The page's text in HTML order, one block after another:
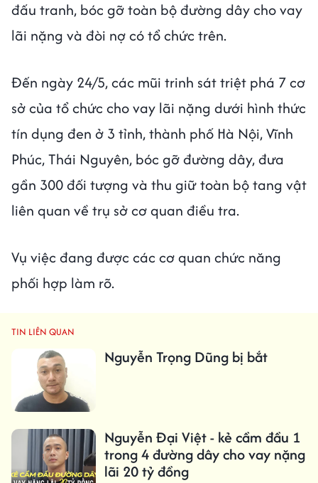
đấu tranh, bóc gỡ toàn bộ đường dây cho vay
lãi nặng và đòi nợ có tổ chức trên.
Đến ngày 24/5, các mũi trinh sát triệt phá 7 cơ
sở của tổ chức cho vay lãi nặng dưới hình thức
tín dụng đen ở 3 tỉnh, thành phố Hà Nội, Vĩnh
Phúc, Thái Nguyên, bóc gỡ đường dây, đưa
gần 300 đối tượng và thu giữ toàn bộ tang vật
liên quan về trụ sở cơ quan điều tra.
Vụ việc đang được các cơ quan chức năng
phối hợp làm rõ.
TIN LIÊN QUAN
Nguyễn Trọng Dũng bị bắt
Nguyễn Đại Việt - kẻ cầm đầu 1
trong 4 đường dây cho vay nặng
lãi 20 tỷ đồng